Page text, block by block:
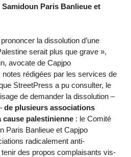
Paris Banlieue et
la dissolution d’une
serait plus que grave »,
avocate de Capjpo
rédigées par les services de
StreetPress a pu consulter, le
de demander la dissolution –
de plusieurs associations
cause palestinienne : le Comité
Paris Banlieue et Capjpo
radicalement anti-
des propos complaisants vis-